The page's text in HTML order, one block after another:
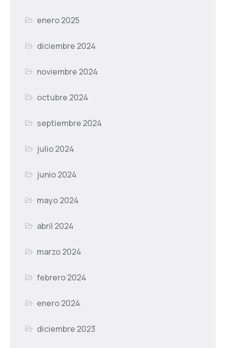
enero 2025
diciembre 2024
noviembre 2024
octubre 2024
septiembre 2024
julio 2024
junio 2024
mayo 2024
abril 2024
marzo 2024
febrero 2024
enero 2024
diciembre 2023